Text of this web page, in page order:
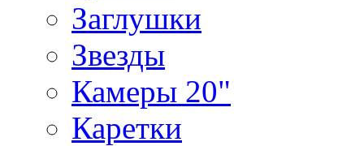
Заглушки
Звезды
Камеры 20"
Каретки